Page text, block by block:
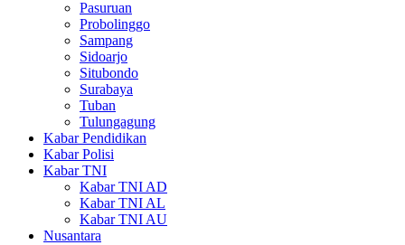
Pasuruan
Probolinggo
Sampang
Sidoarjo
Situbondo
Surabaya
Tuban
Tulungagung
Kabar Pendidikan
Kabar Polisi
Kabar TNI
Kabar TNI AD
Kabar TNI AL
Kabar TNI AU
Nusantara